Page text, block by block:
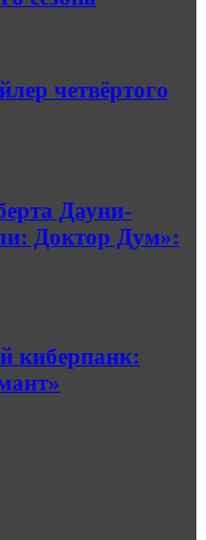
четвёртого
Дауни-
Доктор Дум»:
киберпанк: